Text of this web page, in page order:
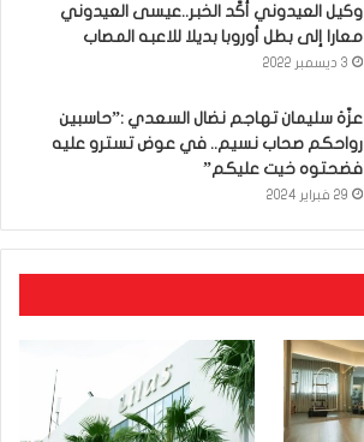
وكيل العيدوني أكّد الخبر..عيسى العيدوني
معارا إلى بطل أوروبا بديلا للاعبه المصاب
3 ديسمبر 2022
عزّة سليمان تهاجم نضال السعدي :”حاسبين
رواحكم صحاب نسيم.. في عوض تسترو عليه
فضحتوه خيت عليكم”
29 فبراير 2024